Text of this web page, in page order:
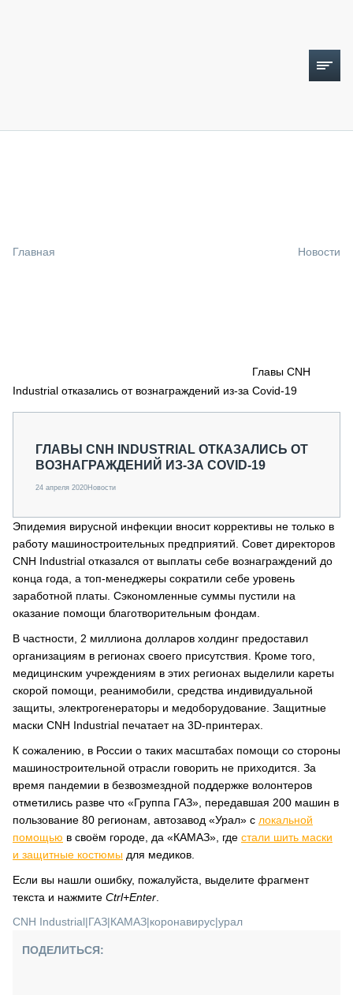
СПЕЦПРОЕКТЫ
О ПРОЕКТЕ
Главная Новости
Главы CNH
Industrial отказались от вознаграждений из-за Covid-19
ГЛАВЫ CNH INDUSTRIAL ОТКАЗАЛИСЬ ОТ
ВОЗНАГРАЖДЕНИЙ ИЗ-ЗА COVID-19
24 апреля 2020Новости
Эпидемия вирусной инфекции вносит коррективы не только в
работу машиностроительных предприятий. Совет директоров
CNH Industrial отказался от выплаты себе вознаграждений до
конца года, а топ-менеджеры сократили себе уровень
заработной платы. Сэкономленные суммы пустили на
оказание помощи благотворительным фондам.
В частности, 2 миллиона долларов холдинг предоставил
организациям в регионах своего присутствия. Кроме того,
медицинским учреждениям в этих регионах выделили кареты
скорой помощи, реанимобили, средства индивидуальной
защиты, электрогенераторы и медоборудование. Защитные
маски CNH Industrial печатает на 3D-принтерах.
К сожалению, в России о таких масштабах помощи со стороны
машиностроительной отрасли говорить не приходится. За
время пандемии в безвозмездной поддержке волонтеров
отметились разве что «Группа ГАЗ», передавшая 200 машин в
пользование 80 регионам, автозавод «Урал» с локальной
помощью в своём городе, да «КАМАЗ», где стали шить маски
и защитные костюмы для медиков.
Если вы нашли ошибку, пожалуйста, выделите фрагмент
текста и нажмите Ctrl+Enter
CNH Industrial|ГАЗ|КАМАЗ|коронавирус|урал
ПОДЕЛИТЬСЯ: